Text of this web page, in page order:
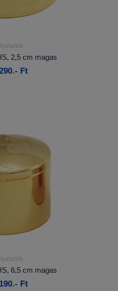
2,5 cm magas
Ft
Kosárba
6,5 cm magas
Ft